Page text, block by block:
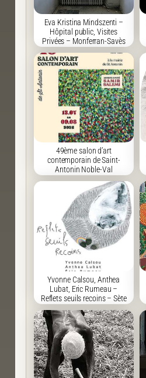
Eva Kristina Mindszenti –
Hôpital public, Visites
Privées – Monferran-Savès
49ème salon d’art
contemporain de Saint-
Antonin Noble-Val
Yvonne Calsou, Anthea
Lubat, Eric Rumeau –
Reflets seuils recoins – Sète